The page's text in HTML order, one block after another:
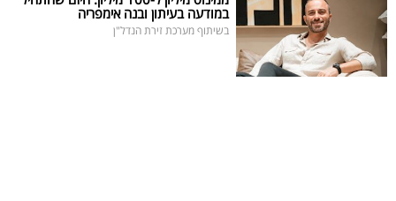
במודעה בעיתון ובנה אימפריה
בשיתוף מערכת זירת הנדל"ן